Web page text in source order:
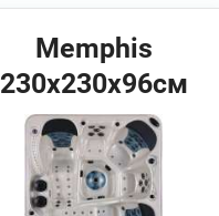
Memphis
230х230х96см
JNJ Spas Спа
бассейн